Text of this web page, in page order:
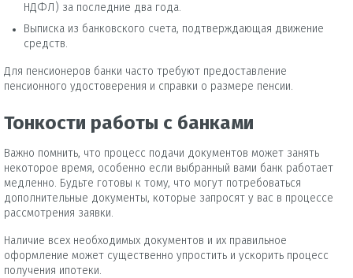
НДФЛ) за последние два года.
Выписка из банковского счета, подтверждающая движение
средств.
Для пенсионеров банки часто требуют предоставление
пенсионного удостоверения и справки о размере пенсии.
Тонкости работы с банками
Важно помнить, что процесс подачи документов может занять
некоторое время, особенно если выбранный вами банк работает
медленно. Будьте готовы к тому, что могут потребоваться
дополнительные документы, которые запросят у вас в процессе
рассмотрения заявки.
Наличие всех необходимых документов и их правильное
оформление может существенно упростить и ускорить процесс
получения ипотеки.